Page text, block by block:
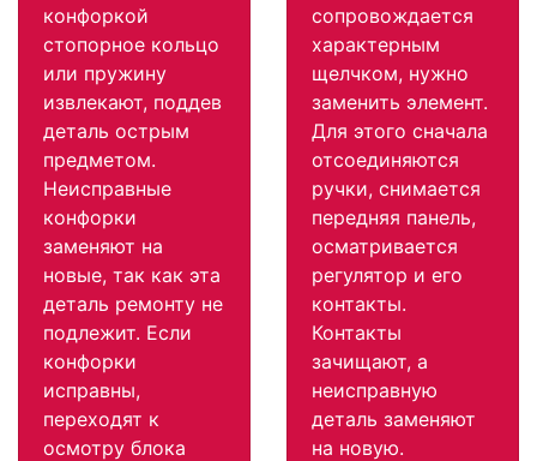
конфоркой
стопорное кольцо
или пружину
извлекают, поддев
деталь острым
предметом.
Неисправные
конфорки
заменяют на
новые, так как эта
деталь ремонту не
подлежит. Если
конфорки
исправны,
переходят к
осмотру блока
сопровождается
характерным
щелчком, нужно
заменить элемент.
Для этого сначала
отсоединяются
ручки, снимается
передняя панель,
осматривается
регулятор и его
контакты.
Контакты
зачищают, а
неисправную
деталь заменяют
на новую.